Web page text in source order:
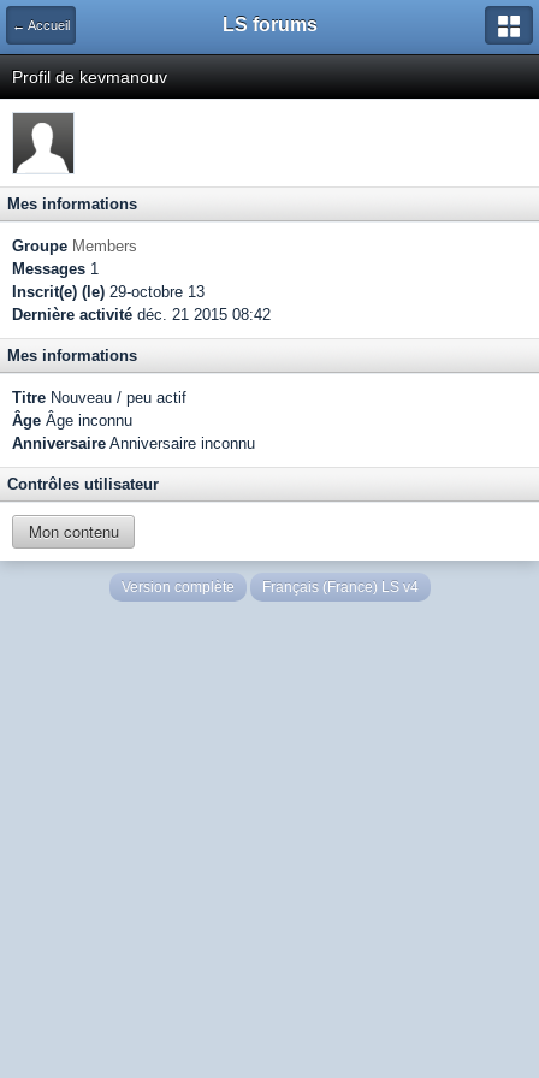
← Accueil LS forums
Profil de kevmanouv
Mes informations
Groupe Members
Messages 1
Inscrit(e) (le) 29-octobre 13
Dernière activité déc. 21 2015 08:42
Mes informations
Titre Nouveau / peu actif
Âge Âge inconnu
Anniversaire Anniversaire inconnu
Contrôles utilisateur
Mon contenu
Version complète Français (France) LS v4